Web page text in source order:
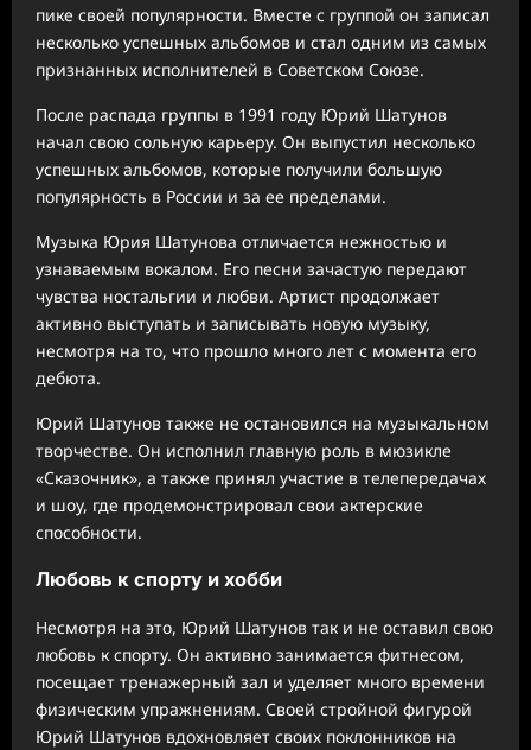
пике своей популярности. Вместе с группой он записал
несколько успешных альбомов и стал одним из самых
признанных исполнителей в Советском Союзе.
После распада группы в 1991 году Юрий Шатунов
начал свою сольную карьеру. Он выпустил несколько
успешных альбомов, которые получили большую
популярность в России и за ее пределами.
Музыка Юрия Шатунова отличается нежностью и
узнаваемым вокалом. Его песни зачастую передают
чувства ностальгии и любви. Артист продолжает
активно выступать и записывать новую музыку,
несмотря на то, что прошло много лет с момента его
дебюта.
Юрий Шатунов также не остановился на музыкальном
творчестве. Он исполнил главную роль в мюзикле
«Сказочник», а также принял участие в телепередачах
и шоу, где продемонстрировал свои актерские
способности.
Любовь к спорту и хобби
Несмотря на это, Юрий Шатунов так и не оставил свою
любовь к спорту. Он активно занимается фитнесом,
посещает тренажерный зал и уделяет много времени
физическим упражнениям. Своей стройной фигурой
Юрий Шатунов вдохновляет своих поклонников на